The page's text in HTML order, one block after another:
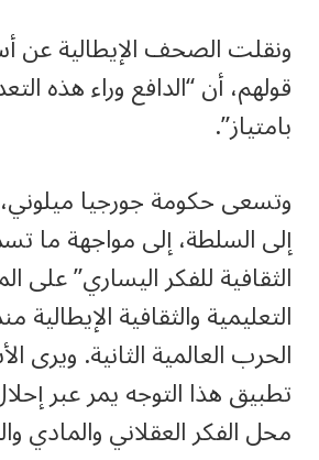
ونقلت الصحف الإيطالية عن
قولهم، أن “الدافع وراء هذه
بامتياز”.
وتسعى حكومة جورجيا
إلى السلطة، إلى مواجهة ما
الثقافية للفكر اليساري”
التعليمية والثقافية
الحرب العالمية الثانية. ويرى
تطبيق هذا التوجه يمر عبر
محل الفكر العقلاني والمادي